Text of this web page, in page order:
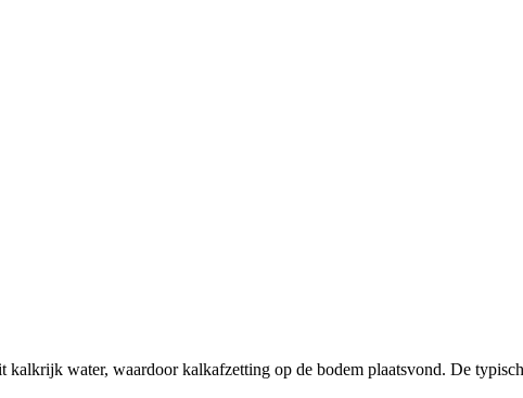
kalkrijk water, waardoor kalkafzetting op de bodem plaatsvond. De